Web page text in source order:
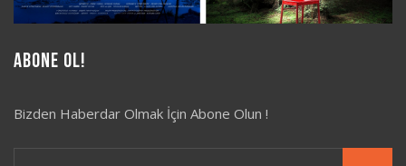
Abone Ol!
Bizden Haberdar Olmak İçin Abone Olun !